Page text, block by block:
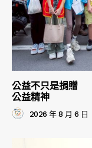
公益不只是捐贈
公益精神
2026 年 8 月 6 日